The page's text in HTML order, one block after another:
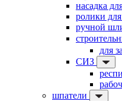
насадка
ролики
ручной
для
СИЗ
шпатели